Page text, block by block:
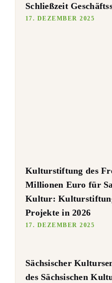
Schließzeit
17. DEZEMBER 2025
Kulturstiftung des
Millionen Euro für
Kultur:
Projekte in 2026
17. DEZEMBER 2025
Sächsischer
des Sächsischen